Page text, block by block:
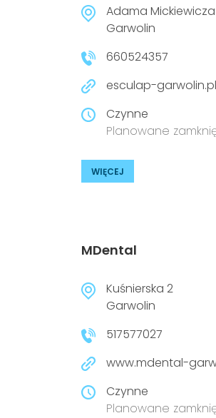
Adama Mickiewicza
Garwolin
660524357
esculap-garwolin.pl
Czynne
Planowane
WIĘCEJ
MDental
Kuśnierska 2
Garwolin
517577027
www.mdental-
Czynne
Planowane